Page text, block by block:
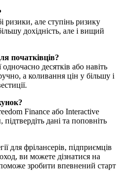
ризики, але ступінь ризику
дохідність, але і вищий
початківців?
десятків або навіть
а коливання цін у більшу і
Finance або Interactive
дані та поповніть
для фрілансерів, підприємців
ви можете дізнатися на
зробити впевнений старт